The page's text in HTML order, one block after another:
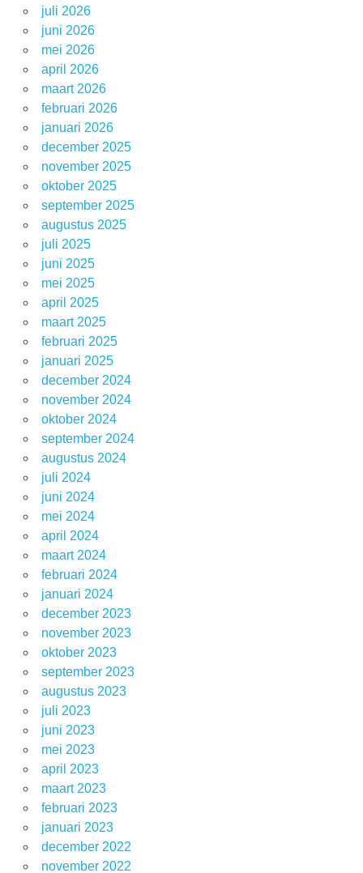
juli 2026
juni 2026
mei 2026
april 2026
maart 2026
februari 2026
januari 2026
december 2025
november 2025
oktober 2025
september 2025
augustus 2025
juli 2025
juni 2025
mei 2025
april 2025
maart 2025
februari 2025
januari 2025
december 2024
november 2024
oktober 2024
september 2024
augustus 2024
juli 2024
juni 2024
mei 2024
april 2024
maart 2024
februari 2024
januari 2024
december 2023
november 2023
oktober 2023
september 2023
augustus 2023
juli 2023
juni 2023
mei 2023
april 2023
maart 2023
februari 2023
januari 2023
december 2022
november 2022